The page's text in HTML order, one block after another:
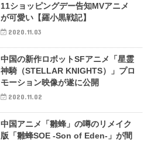
11ショッピングデー告知MVアニメ
が可愛い【羅小黒戦記】
2020.11.03
中国の新作ロボットSFアニメ「星霊
神騎（STELLAR KNIGHTS）」プロ
モーション映像が遂に公開
2020.11.02
中国アニメ「雛蜂」の噂のリメイク
版「雛蜂SOE -Son of Eden-」が間